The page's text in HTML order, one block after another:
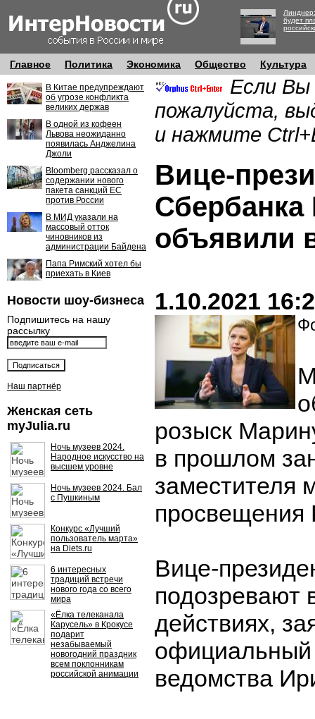
будет
Главное Политика Экономика Общество Культура
В Китае предупреждают
об угрозе конфликта
великих держав
В одной из кофеен
Львова неожиданно
появилась Анджелина
Джоли
Bloomberg рассказал о
содержании нового
пакета санкций ЕС
против России
В МИД указали на
массовый отток
чиновников из
администрации Байдена
Папа Римский хотел бы
приехать в Киев
Новости шоу-бизнеса
Подпишитесь на нашу
рассылку
Наш партнёр
Женская сеть
myJulia.ru
Ночь музеев 2024.
Народное искусство на
высшем уровне
Ночь музеев 2024. Бал
с Пушкиным
Конкурс «Лучший
пользователь марта»
на Diets.ru
6 интересных
традиций встречи
нового года со всего
мира
«Ёлка телеканала
Карусель» в Крокусе
подарит
незабываемый
новогодний праздник
всем поклонникам
российской анимации
Если Вы
пожалуйста,
и нажмите
Вице-
Сбербанка
объявили
1.10.2021
розыск
в прошлом
заместителя
Вице-
подозревают
действиях,
официальный
ведомства